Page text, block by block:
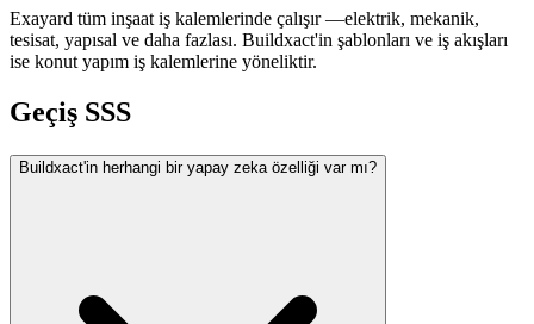
Exayard tüm inşaat iş kalemlerinde çalışır —elektrik, mekanik,
tesisat, yapısal ve daha fazlası. Buildxact'in şablonları ve iş akışları
ise konut yapım iş kalemlerine yöneliktir.
Geçiş SSS
Buildxact'in herhangi bir yapay zeka özelliği var mı?